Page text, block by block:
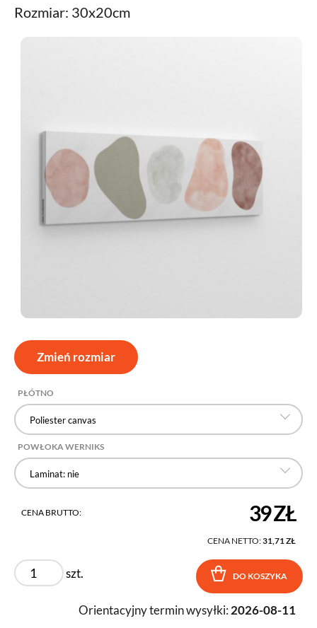
Rozmiar: 30x20cm
Zmień rozmiar
PŁÓTNO
Poliester canvas
POWŁOKA WERNIKS
Laminat: nie
CENA BRUTTO: 39 ZŁ
CENA NETTO:31,71 ZŁ
szt. DO KOSZYKA
Orientacyjny termin wysyłki: 2026-08-11